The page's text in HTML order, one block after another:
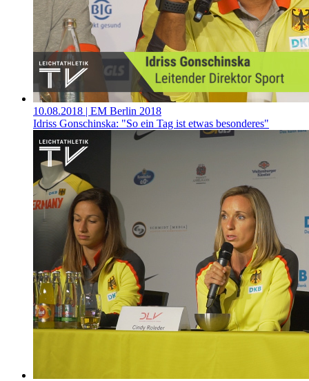
10.08.2018 | EM Berlin 2018
Idriss Gonschinska: "So ein Tag ist etwas besonderes"